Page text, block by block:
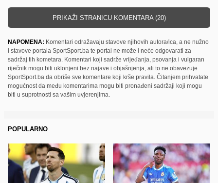
PRIKAŽI STRANICU KOMENTARA (20)
NAPOMENA: Komentari odražavaju stavove njihovih autora/ica, a ne nužno
i stavove portala SportSport.ba te portal ne može i neće odgovarati za
sadržaj tih kometara. Komentari koji sadrže vrijeđanja, psovanja i vulgaran
riječnik mogu biti uklonjeni bez najave i objašnjenja, ali to ne obavezuje
SportSport.ba da obriše sve komentare koji krše pravila. Čitanjem prihvatate
mogućnost da među komentarima mogu biti pronađeni sadržaji koji mogu
biti u suprotnosti sa vašim uvjerenjima.
POPULARNO